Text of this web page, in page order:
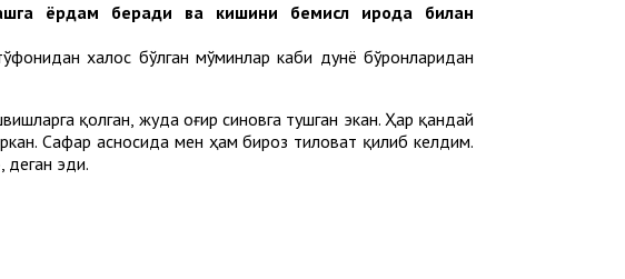
ёрдам беради ва кишини бемисл ирода билан
халос бўлган мўминлар каби дунё бўронларидан
қолган, жуда оғир синовга тушган экан. Ҳар қандай
Сафар асносида мен ҳам бироз тиловат қилиб келдим.
деган эди.